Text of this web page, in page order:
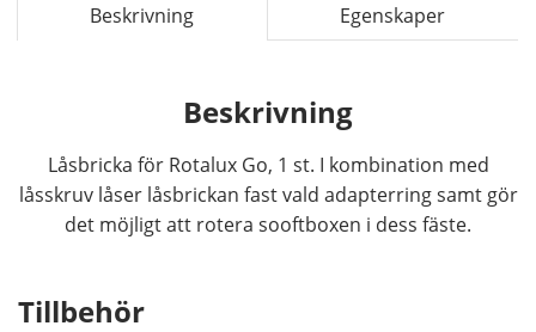
Beskrivning Egenskaper
Beskrivning
Låsbricka för Rotalux Go, 1 st. I kombination med
låsskruv låser låsbrickan fast vald adapterring samt gör
det möjligt att rotera sooftboxen i dess fäste.
Tillbehör